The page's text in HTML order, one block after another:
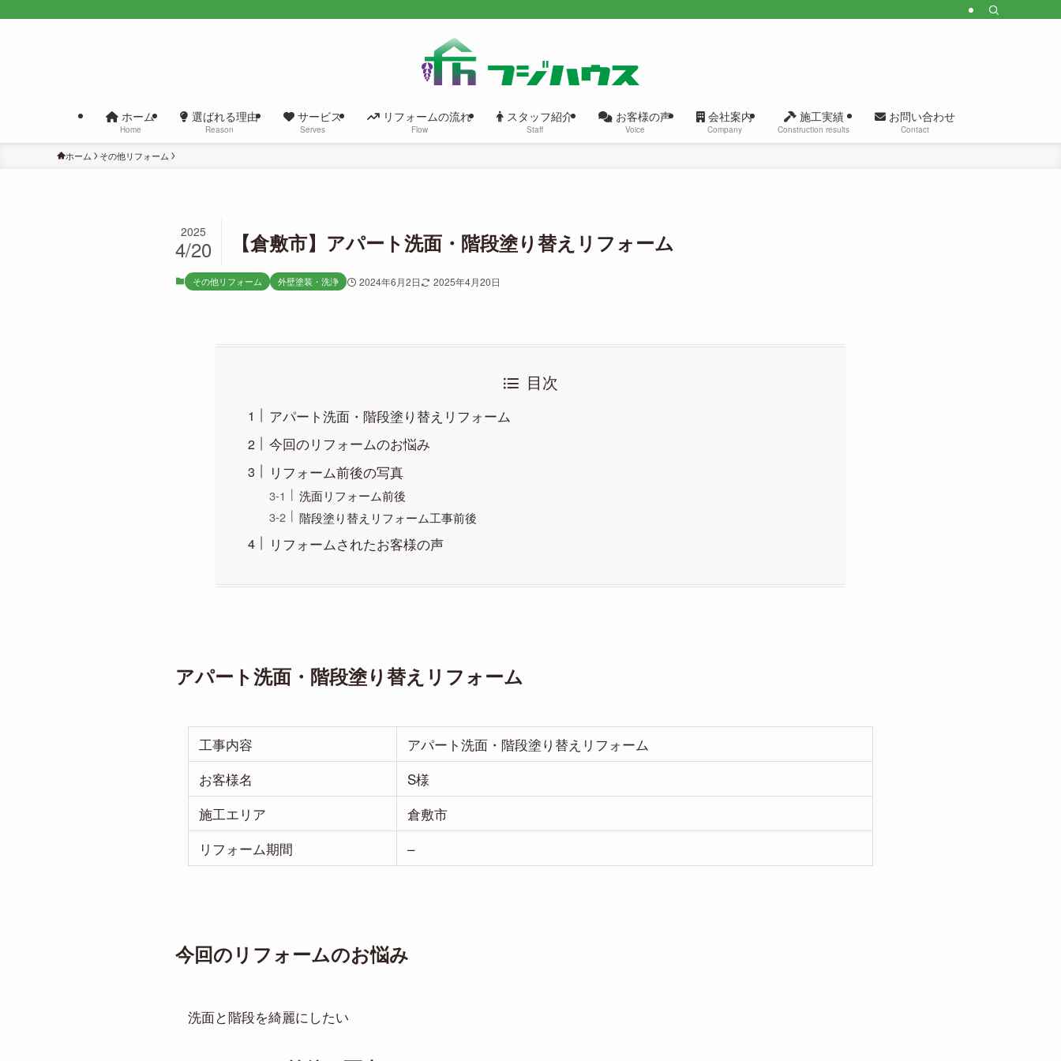
ホーム
Home
選ばれる理由
Reason
サービス
Serves
リフォームの流れ
Flow
スタッフ紹介
Staff
お客様の声
Voice
会社案内
Company
施工実績
Construction results
お問い合わせ
Contact
ホーム その他リフォーム
【倉敷市】アパート洗面・階段塗り替えリフォーム
2025
4/20
その他リフォーム 外壁塗装・洗浄 2024年6月2日 2025年4月20日
目次
アパート洗面・階段塗り替えリフォーム
今回のリフォームのお悩み
リフォーム前後の写真
洗面リフォーム前後
階段塗り替えリフォーム工事前後
リフォームされたお客様の声
アパート洗面・階段塗り替えリフォーム
工事内容
アパート洗面・階段塗り替えリフォーム
お客様名
S様
施工エリア
倉敷市
リフォーム期間
–
今回のリフォームのお悩み
洗面と階段を綺麗にしたい